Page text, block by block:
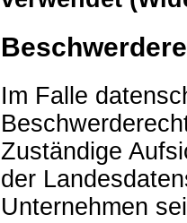
Im Falle
Zuständige
der
Unternehmen